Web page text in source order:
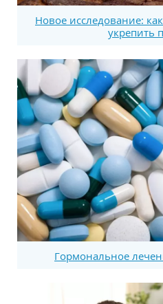
Новое исследование:
укрепить
Гормональное